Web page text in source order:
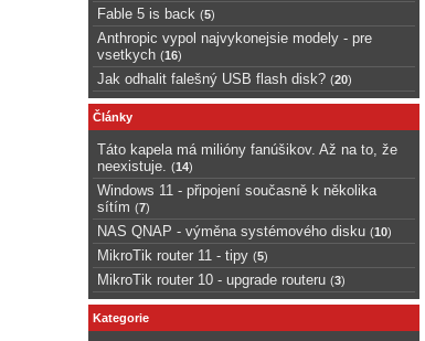
Fable 5 is back (5)
Anthropic vypol najvykonejsie modely - pre
vsetkych (16)
Jak odhalit falešný USB flash disk? (20)
Články
Táto kapela má milióny fanúšikov. Až na to, že
neexistuje.
(14)
Windows 11 - připojení současně k několika
sítím (7)
NAS QNAP - výměna systémového disku (10)
MikroTik router 11 - tipy (5)
MikroTik router 10 - upgrade routeru (3)
Kategorie